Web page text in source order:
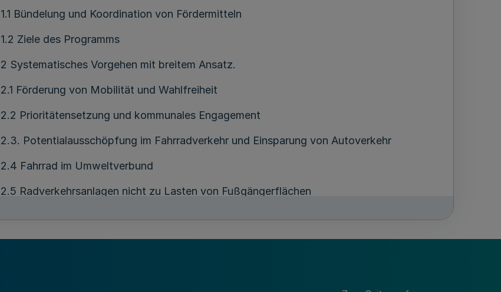
1.1 Bündelung und Koordination von Fördermitteln
1.2 Ziele des Programms
2 Systematisches Vorgehen mit breitem Ansatz.
2.1 Förderung von Mobilität und Wahlfreiheit
2.2 Prioritätensetzung und kommunales Engagement
2.3. Potentialausschöpfung im Fahrradverkehr und Einsparung von Autoverkehr
2.4 Fahrrad im Umweltverbund
2.5 Radverkehrsanlagen nicht zu Lasten von Fußgängerflächen
2.7 Netzausbau, Netzverdichtüng und Netzdifferenzierung